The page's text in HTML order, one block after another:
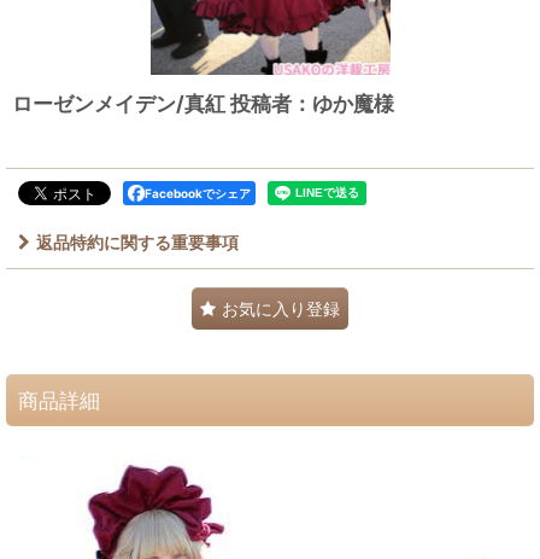
ローゼンメイデン/真紅 投稿者：ゆか魔様
Facebookでシェア
返品特約に関する重要事項
お気に入り登録
商品詳細